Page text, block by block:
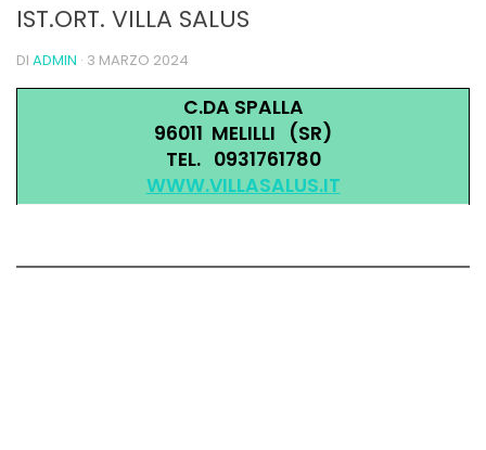
IST.ORT. VILLA SALUS
DI ADMIN · 3 MARZO 2024
C.DA SPALLA
96011 MELILLI (SR)
TEL. 0931761780
WWW.VILLASALUS.IT